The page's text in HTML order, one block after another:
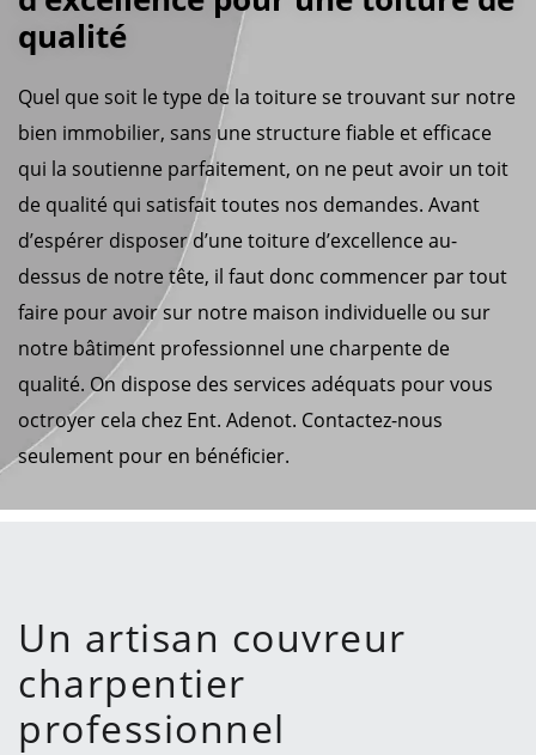
qualité
Quel que soit le type de la toiture se trouvant sur notre
bien immobilier, sans une structure fiable et efficace
qui la soutienne parfaitement, on ne peut avoir un toit
de qualité qui satisfait toutes nos demandes. Avant
d’espérer disposer d’une toiture d’excellence au-
dessus de notre tête, il faut donc commencer par tout
faire pour avoir sur notre maison individuelle ou sur
notre bâtiment professionnel une charpente de
qualité. On dispose des services adéquats pour vous
octroyer cela chez Ent. Adenot. Contactez-nous
seulement pour en bénéficier.
Un artisan couvreur
charpentier
professionnel